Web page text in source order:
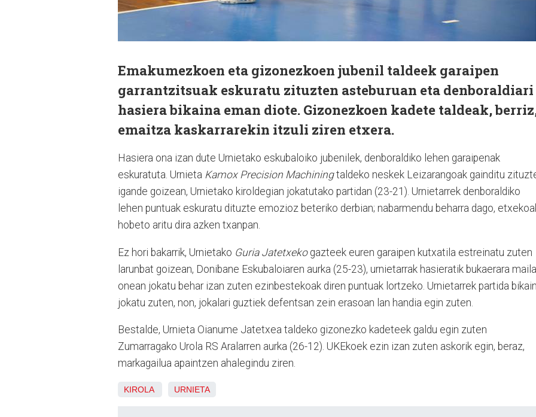
Emakumezkoen eta gizonezkoen jubenil taldeek garaipen
garrantzitsuak eskuratu zituzten asteburuan eta denboraldiari
hasiera bikaina eman diote. Gizonezkoen kadete taldeak,
emaitza kaskarrarekin itzuli ziren etxera.
Hasiera ona izan dute Urnietako eskubaloiko jubenilek, denboraldiko lehen garaipenak
eskuratuta. Urnieta Kamox Precision Machiningtaldeko neskek Leizarangoak gainditu
igande goizean, Urnietako kiroldegian jokatutako partidan (23-21). Urnietarrek denboraldiko
lehen puntuak eskuratu dituzte emozioz beteriko derbian; nabarmendu beharra dago,
hobeto aritu dira azken txanpan.
Ez hori bakarrik, Urnietako Guria Jatetxekogazteek euren garaipen kutxatila estreinatu zuten
larunbat goizean, Donibane Eskubaloiaren aurka (25-23), urnietarrak hasieratik bukaerara maila
onean jokatu behar izan zuten ezinbestekoak diren puntuak lortzeko. Urnietarrek partida
jokatu zuten, non, jokalari guztiek defentsan zein erasoan lan handia egin zuten.
Bestalde, Urnieta Oianume Jatetxea taldeko gizonezko kadeteek galdu egin zuten
Zumarragako Urola RS Aralarren aurka (26-12). UKEkoek ezin izan zuten askorik egin, beraz,
markagailua apaintzen ahalegindu ziren.
KIROLA URNIETA